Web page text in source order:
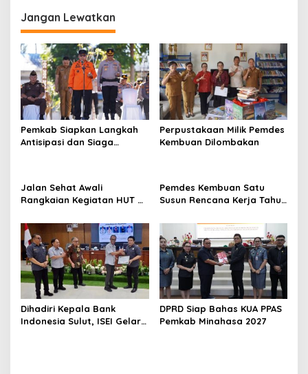
Jangan Lewatkan
Pemkab Siapkan Langkah
Antisipasi dan Siaga
Perpustakaan Milik Pemdes
Kembuan Dilombakan
Jalan Sehat Awali
Rangkaian Kegiatan HUT RI
Pemdes Kembuan Satu
Susun Rencana Kerja Tahun
Dihadiri Kepala Bank
Indonesia Sulut, ISEI Gelar
DPRD Siap Bahas KUA PPAS
Pemkab Minahasa 2027